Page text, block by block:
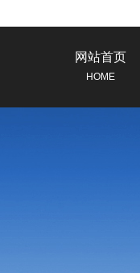
网站首页
HOME